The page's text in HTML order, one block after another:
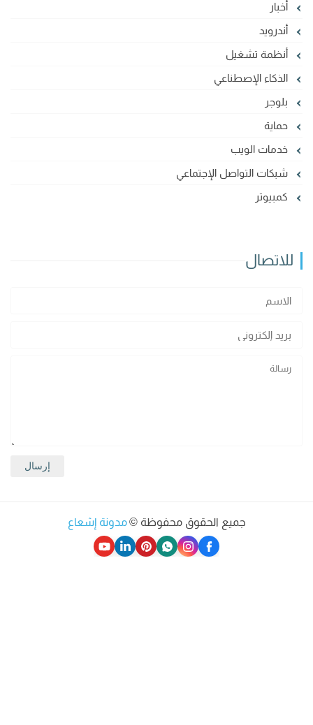
أخبار
أندرويد
أنظمة تشغيل
الذكاء الإصطناعي
بلوجر
حماية
خدمات الويب
شبكات التواصل الإجتماعي
كمبيوتر
للاتصال
جميع الحقوق محفوظة © مدونة إشعاع